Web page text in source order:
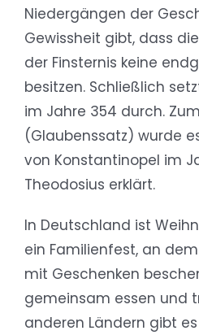
Niedergängen der
Gewissheit gibt, dass
der Finsternis keine
besitzen. Schließlich
im Jahre 354 durch.
(Glaubenssatz) wurde
von Konstantinopel im
Theodosius erklärt.
In Deutschland ist
ein Familienfest, an
mit Geschenken
gemeinsam essen und
anderen Ländern gibt